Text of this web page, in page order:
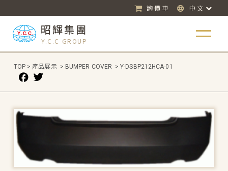
詢價車 中文
昭輝集團
Y.C.C GROUP
TOP > 產品展示 > BUMPER COVER > Y-DSBP212HCA-01